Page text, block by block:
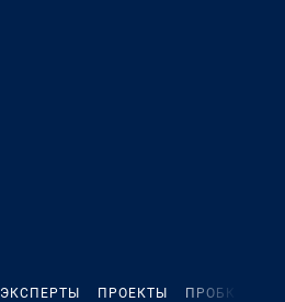
ЭКСПЕРТЫ ПРОЕКТЫ ПРОБКИ